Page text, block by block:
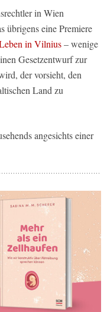
in Wien
übrigens eine Premiere
in Vilnius– wenige
Gesetzentwurf zur
der vorsieht, den
Land zu
angesichts einer